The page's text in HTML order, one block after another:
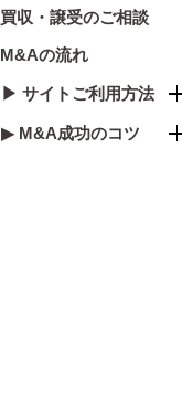
買収・譲受のご相談
M&Aの流れ
▶ サイトご利用方法
▶ M&A成功のコツ